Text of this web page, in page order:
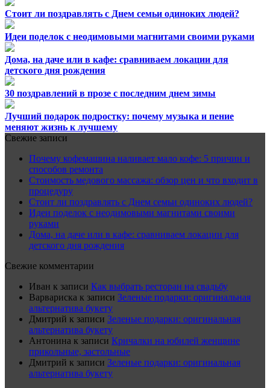
Стоит ли поздравлять с Днем семьи одиноких людей?
Идеи поделок с неодимовыми магнитами своими руками
Дома, на даче или в кафе: сравниваем локации для
детского дня рождения
30 поздравлений в прозе с последним днем зимы
Лучший подарок подростку: почему музыка и пение
меняют жизнь к лучшему
Свежие записи
Почему кофемашина наливает мало кофе: 5 причин и
способов ремонта
Стоимость медового массажа: обзор цен и что входит в
процедуру
Стоит ли поздравлять с Днем семьи одиноких людей?
Идеи поделок с неодимовыми магнитами своими
руками
Дома, на даче или в кафе: сравниваем локации для
детского дня рождения
Свежие комментарии
Иван к записи Как выбрать ресторан на свадьбу
Варвариска к записи Зеленые подарки: оригинальная
альтернатива букету
Дмитрий к записи Зеленые подарки: оригинальная
альтернатива букету
Антонина к записи Кричалки на юбилей женщине
прикольные, застольные
Дмитрий к записи Зеленые подарки: оригинальная
альтернатива букету